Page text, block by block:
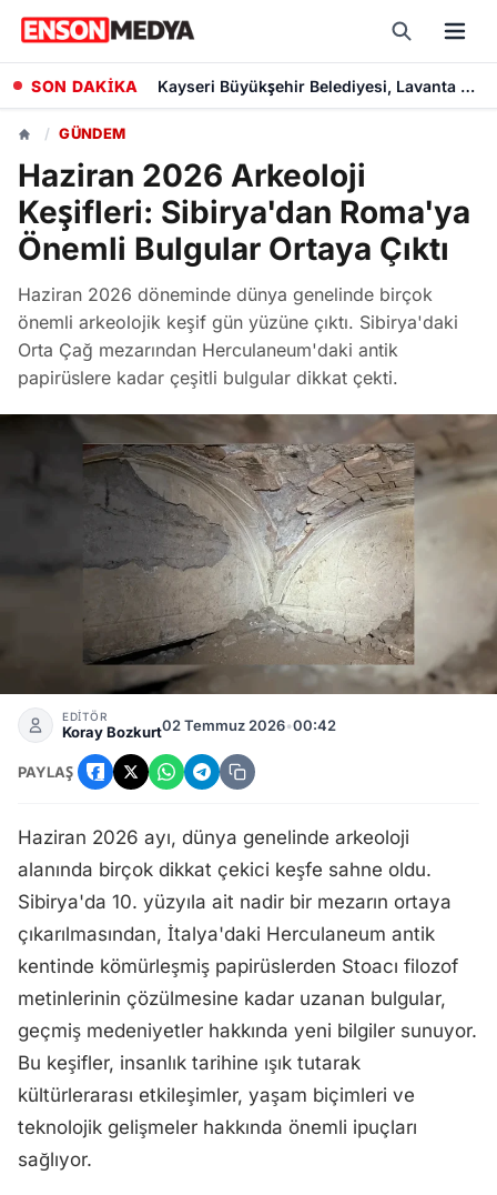
SON DAKİKA Kayseri Büyükşehir Belediyesi, Lavanta Üretimiyle Kent Ekonomisine Katkı Sunuyor
/ GÜNDEM
Haziran 2026 Arkeoloji
Keşifleri: Sibirya'dan Roma'ya
Önemli Bulgular Ortaya Çıktı
Haziran 2026 döneminde dünya genelinde birçok
önemli arkeolojik keşif gün yüzüne çıktı. Sibirya'daki
Orta Çağ mezarından Herculaneum'daki antik
papirüslere kadar çeşitli bulgular dikkat çekti.
Haziran 2026 Arkeoloji Keşifleri: Sibirya'dan Roma'ya
EDİTÖR
Koray Bozkurt02 Temmuz 2026•00:42
PAYLAŞ
Haziran 2026 ayı, dünya genelinde arkeoloji
alanında birçok dikkat çekici keşfe sahne oldu.
Sibirya'da 10. yüzyıla ait nadir bir mezarın ortaya
çıkarılmasından, İtalya'daki Herculaneum antik
kentinde kömürleşmiş papirüslerden Stoacı filozof
metinlerinin çözülmesine kadar uzanan bulgular,
geçmiş medeniyetler hakkında yeni bilgiler sunuyor.
Bu keşifler, insanlık tarihine ışık tutarak
kültürlerarası etkileşimler, yaşam biçimleri ve
teknolojik gelişmeler hakkında önemli ipuçları
sağlıyor.